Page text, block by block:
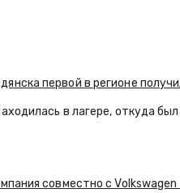
первой в регионе
в лагере, откуда
совместно с